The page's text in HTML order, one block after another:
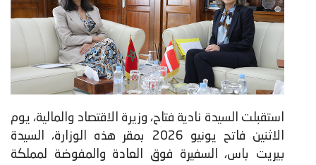
استقبلت السيدة نادية فتاح، وزيرة الاقتصاد والمالية، يوم
الاثنين فاتح يونيو 2026 بمقر هذه الوزارة، السيدة
بيريت باس، السفيرة فوق العادة والمفوضة لمملكة